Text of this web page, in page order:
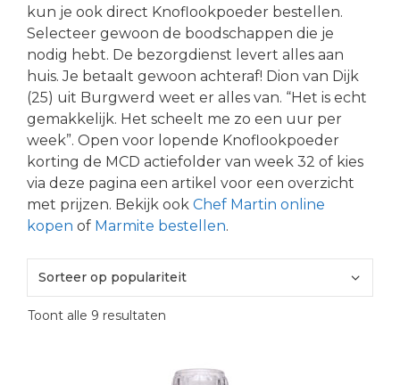
kun je ook direct Knoflookpoeder bestellen.
Selecteer gewoon de boodschappen die je
nodig hebt. De bezorgdienst levert alles aan
huis. Je betaalt gewoon achteraf! Dion van Dijk
(25) uit Burgwerd weet er alles van. “Het is echt
gemakkelijk. Het scheelt me zo een uur per
week”. Open voor lopende Knoflookpoeder
korting de MCD actiefolder van week 32 of kies
via deze pagina een artikel voor een overzicht
met prijzen. Bekijk ook Chef Martin online
kopen of Marmite bestellen.
Toont alle 9 resultaten